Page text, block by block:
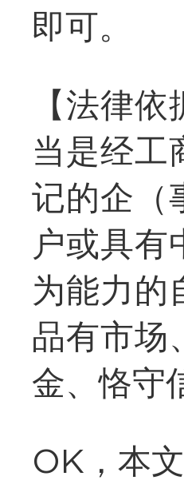
即可。
【法律
当是经工
记的企（
户或具有
为能力的
品有市场
金、恪守
OK，本